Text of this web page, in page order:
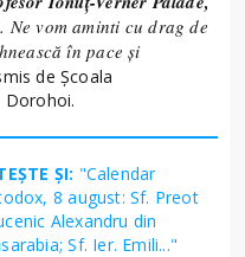
vom aminti cu drag de
în pace și
de Școala
Dorohoi.
ȘI: "Calendar
8 august: Sf. Preot
Alexandru din
Sf. Ier. Emili..."